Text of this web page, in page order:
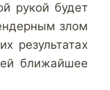
рукой будет
злом
результатах
ближайшее